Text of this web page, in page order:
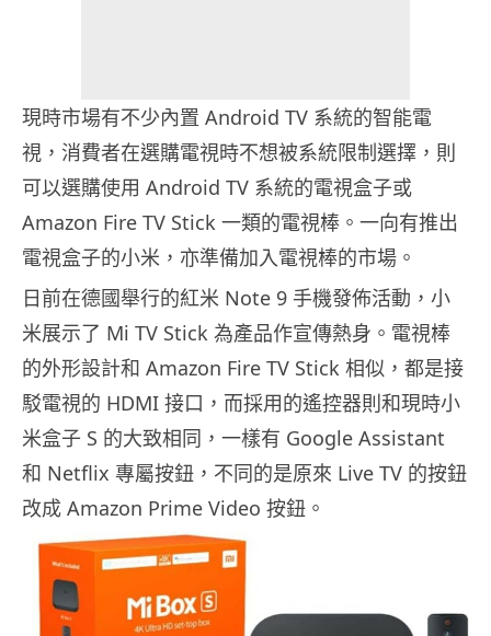
現時市場有不少內置 Android TV 系統的智能電
視，消費者在選購電視時不想被系統限制選擇，則
可以選購使用 Android TV 系統的電視盒子或
Amazon Fire TV Stick 一類的電視棒。一向有推出
電視盒子的小米，亦準備加入電視棒的市場。
日前在德國舉行的紅米 Note 9 手機發佈活動，小
米展示了 Mi TV Stick 為產品作宣傳熱身。電視棒
的外形設計和 Amazon Fire TV Stick 相似，都是接
駁電視的 HDMI 接口，而採用的遙控器則和現時小
米盒子 S 的大致相同，一樣有 Google Assistant
和 Netflix 專屬按鈕，不同的是原來 Live TV 的按鈕
改成 Amazon Prime Video 按鈕。